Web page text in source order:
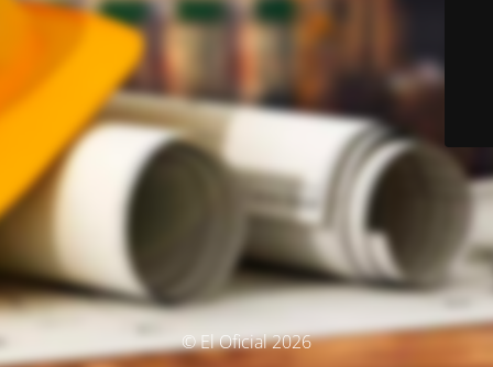
© El Oficial 2026